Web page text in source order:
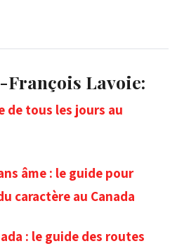
François Lavoie:
de tous les jours au
âme : le guide pour
caractère au Canada
: le guide des routes